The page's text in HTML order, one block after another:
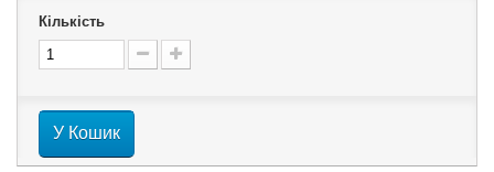
Кількість
У Кошик